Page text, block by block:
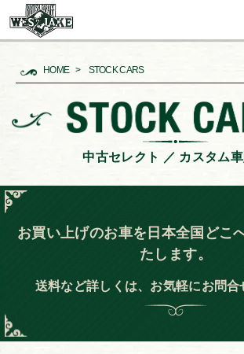
HOME STOCK CARS
中古セレクト ／ カスタム
お買い上げのお車を日本全国どこ
たします。
送料など詳しくは、お気軽にお問合